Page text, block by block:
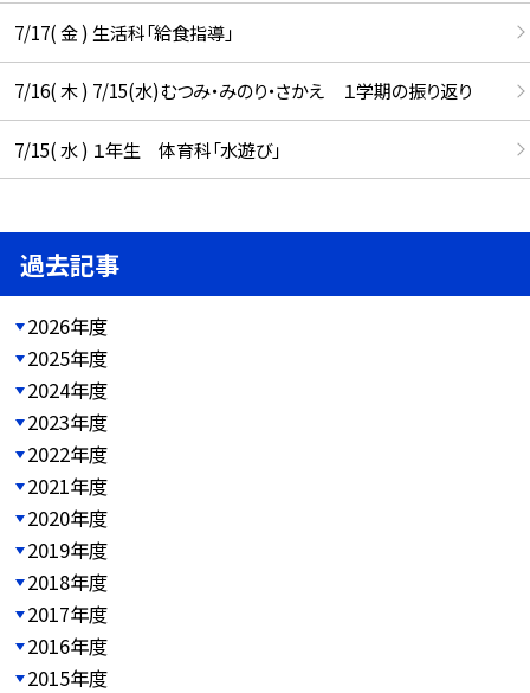
7/17( 金 ) 生活科「給食指導」
7/16( 木 ) 7/15(水)むつみ・みのり・さかえ １学期の振り返り
7/15( 水 ) １年生 体育科「水遊び」
過去記事
2026年度
2025年度
2024年度
2023年度
2022年度
2021年度
2020年度
2019年度
2018年度
2017年度
2016年度
2015年度